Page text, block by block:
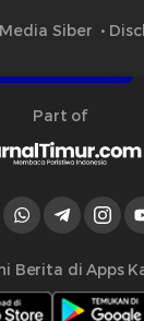
Siber
Part of
Berita di Apps